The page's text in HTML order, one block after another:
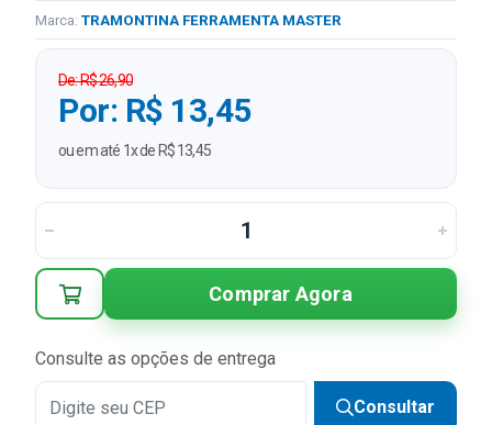
Marca: TRAMONTINA FERRAMENTA MASTER
De: R$ 26,90
Por: R$ 13,45
ou em até 1x de R$ 13,45
Comprar Agora
Consulte as opções de entrega
Consultar